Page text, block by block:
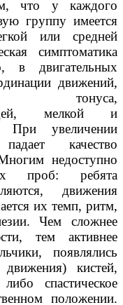
что у каждого
группу имеется
или средней
симптоматика
в двигательных
движений,
тонуса,
мелкой и
При увеличении
качество
недоступно
проб: ребята
движения
их темп, ритм,
Чем сложнее
тем активнее
появлялись
движения) кистей,
спастическое
положении.